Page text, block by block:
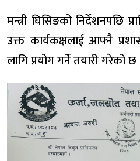
मन्त्री घिसिङको निर्देशनपछि
उक्त कार्यकक्षलाई आफ्नै
लागि प्रयोग गर्ने तयारी गरेको छ